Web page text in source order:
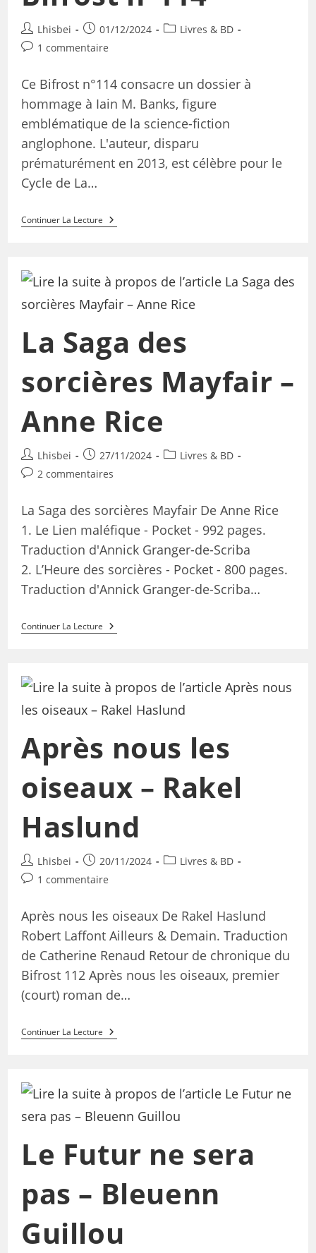
Lhisbei 01/12/2024
Livres & BD
1 commentaire
Ce Bifrost n°114 consacre un dossier à
hommage à Iain M. Banks, figure
emblématique de la science-fiction
anglophone. L'auteur, disparu
prématurément en 2013, est célèbre pour le
Cycle de La…
Continuer La Lecture
La Saga des
sorcières Mayfair –
Anne Rice
Lhisbei 27/11/2024
Livres & BD
2 commentaires
La Saga des sorcières Mayfair De Anne Rice
1. Le Lien maléfique - Pocket - 992 pages.
Traduction d'Annick Granger-de-Scriba
2. L’Heure des sorcières - Pocket - 800 pages.
Traduction d'Annick Granger-de-Scriba…
Continuer La Lecture
Après nous les
oiseaux – Rakel
Haslund
Lhisbei 20/11/2024
Livres & BD
1 commentaire
Après nous les oiseaux De Rakel Haslund
Robert Laffont Ailleurs & Demain. Traduction
de Catherine Renaud Retour de chronique du
Bifrost 112 Après nous les oiseaux, premier
(court) roman de…
Continuer La Lecture
Le Futur ne sera
pas – Bleuenn
Guillou